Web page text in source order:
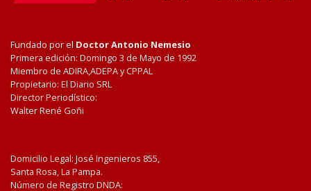
Fundado por el Doctor Antonio Nemesio
Primera edición: Domingo 3 de Mayo de 1992
Miembro de ADIRA,ADEPA y CPPAL
Propietario: El Diario SRL
Director Periodístico:
Walter René Goñi
Domicilio Legal: José Ingenieros 855,
Santa Rosa, La Pampa.
Número de Registro DNDA: